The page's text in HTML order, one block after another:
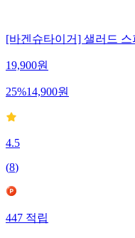
[바겐슈타이거] 샐러드
19,900원
25%14,900원
4.5
(8)
447적립